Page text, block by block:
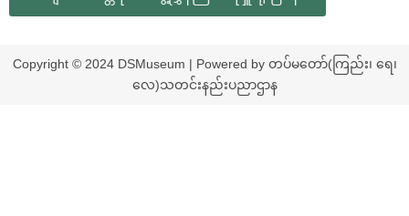
Copyright © 2024 DSMuseum | Powered by တပ်မတော်(ကြည်း၊ ရေ၊
လေ)သတင်းနည်းပညာဌာန